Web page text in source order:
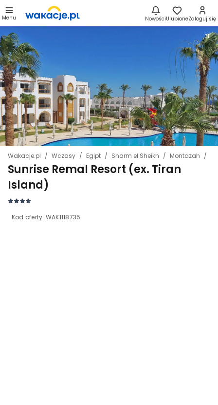
Menu NowościUlubioneZaloguj się
Wakacje.pl Wczasy Egipt Sharm el Sheikh Montazah
Sunrise Remal Resort (ex. Tiran
Island)
Kod oferty: WAK1118735
31